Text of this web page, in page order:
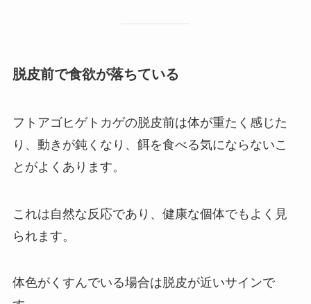
脱皮前で食欲が落ちている
フトアゴヒゲトカゲの脱皮前は体が重たく感じた
り、動きが鈍くなり、餌を食べる気にならないこ
とがよくあります。
これは自然な反応であり、健康な個体でもよく見
られます。
体色がくすんでいる場合は脱皮が近いサインで